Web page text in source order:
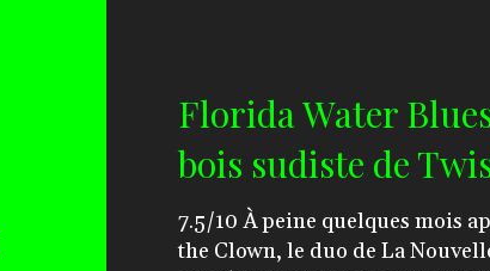
Florida Water
bois sudiste de
7.5/10 À peine quelques mois après le frénétique Blame
the Clown, le duo de La